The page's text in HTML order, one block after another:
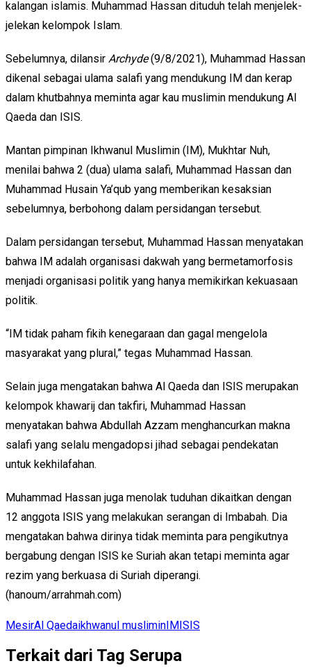
kalangan islamis. Muhammad Hassan dituduh telah menjelek-
jelekan kelompok Islam.
Sebelumnya, dilansir Archyde(9/8/2021), Muhammad Hassan
dikenal sebagai ulama salafi yang mendukung IM dan kerap
dalam khutbahnya meminta agar kau muslimin mendukung Al
Qaeda dan ISIS.
Mantan pimpinan Ikhwanul Muslimin (IM), Mukhtar Nuh,
menilai bahwa 2 (dua) ulama salafi, Muhammad Hassan dan
Muhammad Husain Ya’qub yang memberikan kesaksian
sebelumnya, berbohong dalam persidangan tersebut.
Dalam persidangan tersebut, Muhammad Hassan menyatakan
bahwa IM adalah organisasi dakwah yang bermetamorfosis
menjadi organisasi politik yang hanya memikirkan kekuasaan
politik.
“IM tidak paham fikih kenegaraan dan gagal mengelola
masyarakat yang plural,” tegas Muhammad Hassan.
Selain juga mengatakan bahwa Al Qaeda dan ISIS merupakan
kelompok khawarij dan takfiri, Muhammad Hassan
menyatakan bahwa Abdullah Azzam menghancurkan makna
salafi yang selalu mengadopsi jihad sebagai pendekatan
untuk kekhilafahan.
Muhammad Hassan juga menolak tuduhan dikaitkan dengan
12 anggota ISIS yang melakukan serangan di Imbabah. Dia
mengatakan bahwa dirinya tidak meminta para pengikutnya
bergabung dengan ISIS ke Suriah akan tetapi meminta agar
rezim yang berkuasa di Suriah diperangi.
(hanoum/arrahmah.com)
MesirAl Qaedaikhwanul musliminIMISIS
Terkait dari Tag Serupa